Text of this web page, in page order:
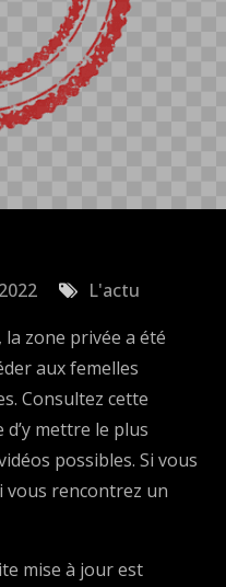
L'actu
zone privée a été
aux femelles
Consultez cette
mettre le plus
possibles. Si vous
vous rencontrez un
mise à jour est